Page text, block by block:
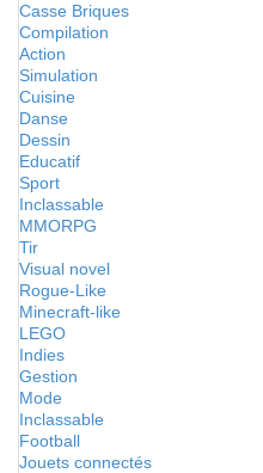
Casse Briques
Compilation
Action
Simulation
Cuisine
Danse
Dessin
Educatif
Sport
Inclassable
MMORPG
Tir
Visual novel
Rogue-Like
Minecraft-like
LEGO
Indies
Gestion
Mode
Inclassable
Football
Jouets connectés